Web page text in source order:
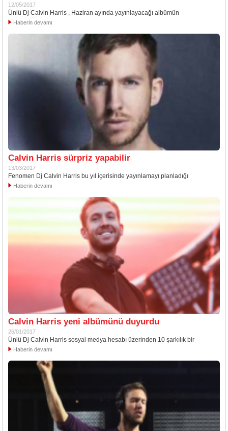
12/05/2017
Ünlü Dj Calvin Harris , Haziran ayında yayınlayacağı albümün
Haberin devamı
Calvin Harris sürpriz yapabilir
13/03/2017
Fenomen Dj Calvin Harris bu yıl içerisinde yayınlamayı planladığı
Haberin devamı
Calvin Harris yeni albümünü duyurdu
26/01/2017
Ünlü Dj Calvin Harris sosyal medya hesabı üzerinden 10 şarkılık bir
Haberin devamı